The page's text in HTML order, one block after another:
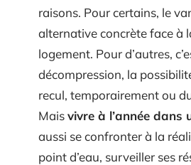
raisons. Pour certains, le
alternative concrète face à
logement. Pour d’autres,
décompression, la
recul, temporairement ou
Maisvivre à l’année dans
aussi se confronter à la
point d’eau, surveiller ses